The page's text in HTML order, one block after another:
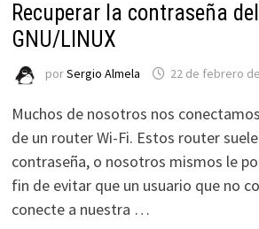
Recuperar la contraseña
GNU/LINUX
porSergio Almela 22 de febrero
Muchos de nosotros nos
de un router Wi-Fi. Estos router
contraseña, o nosotros mismos le
fin de evitar que un usuario que no
conecte a nuestra …